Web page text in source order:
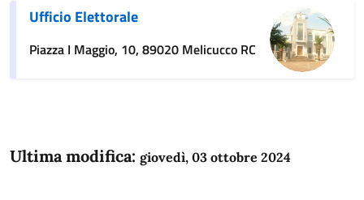
Ufficio Elettorale
Piazza I Maggio, 10, 89020 Melicucco RC
Ultima modifica: giovedì, 03 ottobre 2024